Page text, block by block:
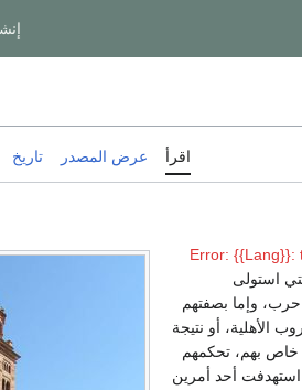
اقرأ عرض المصدر تاريخ
Error: {{Lang}}:
استولى
وإما بصفتهم
الأهلية، أو نتيجة
خاص بهم، تحكمهم
أحد أمرين